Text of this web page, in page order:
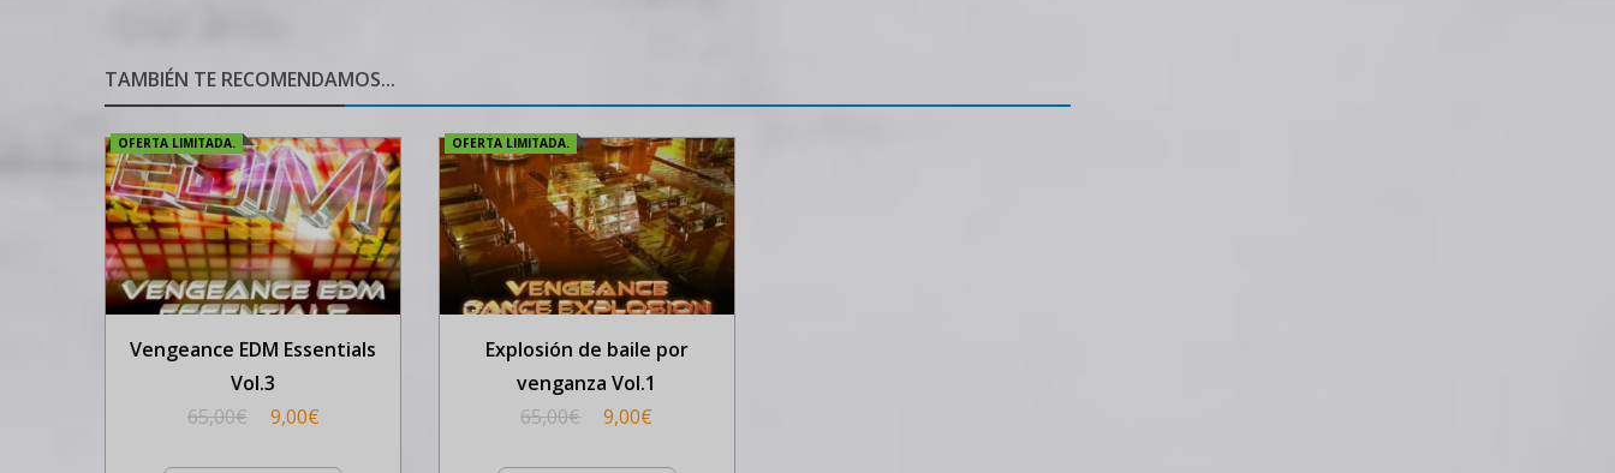
TAMBIÉN TE RECOMENDAMOS...
OFERTA LIMITADA.
Vengeance EDM Essentials
Vol.3
65,00€ 9,00€
OFERTA LIMITADA.
Explosión de baile por
venganza Vol.1
65,00€ 9,00€